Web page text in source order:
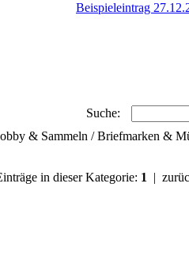
Beispieleintrag
Suche:
& Sammeln / Briefmarken &
in dieser Kategorie: 1 |